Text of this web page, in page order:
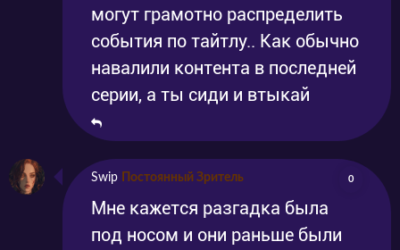
могут грамотно распределить
события по тайтлу.. Как обычно
навалили контента в последней
серии, а ты сиди и втыкай
Swip Постоянный Зритель 0
Мне кажется разгадка была
под носом и они раньше были